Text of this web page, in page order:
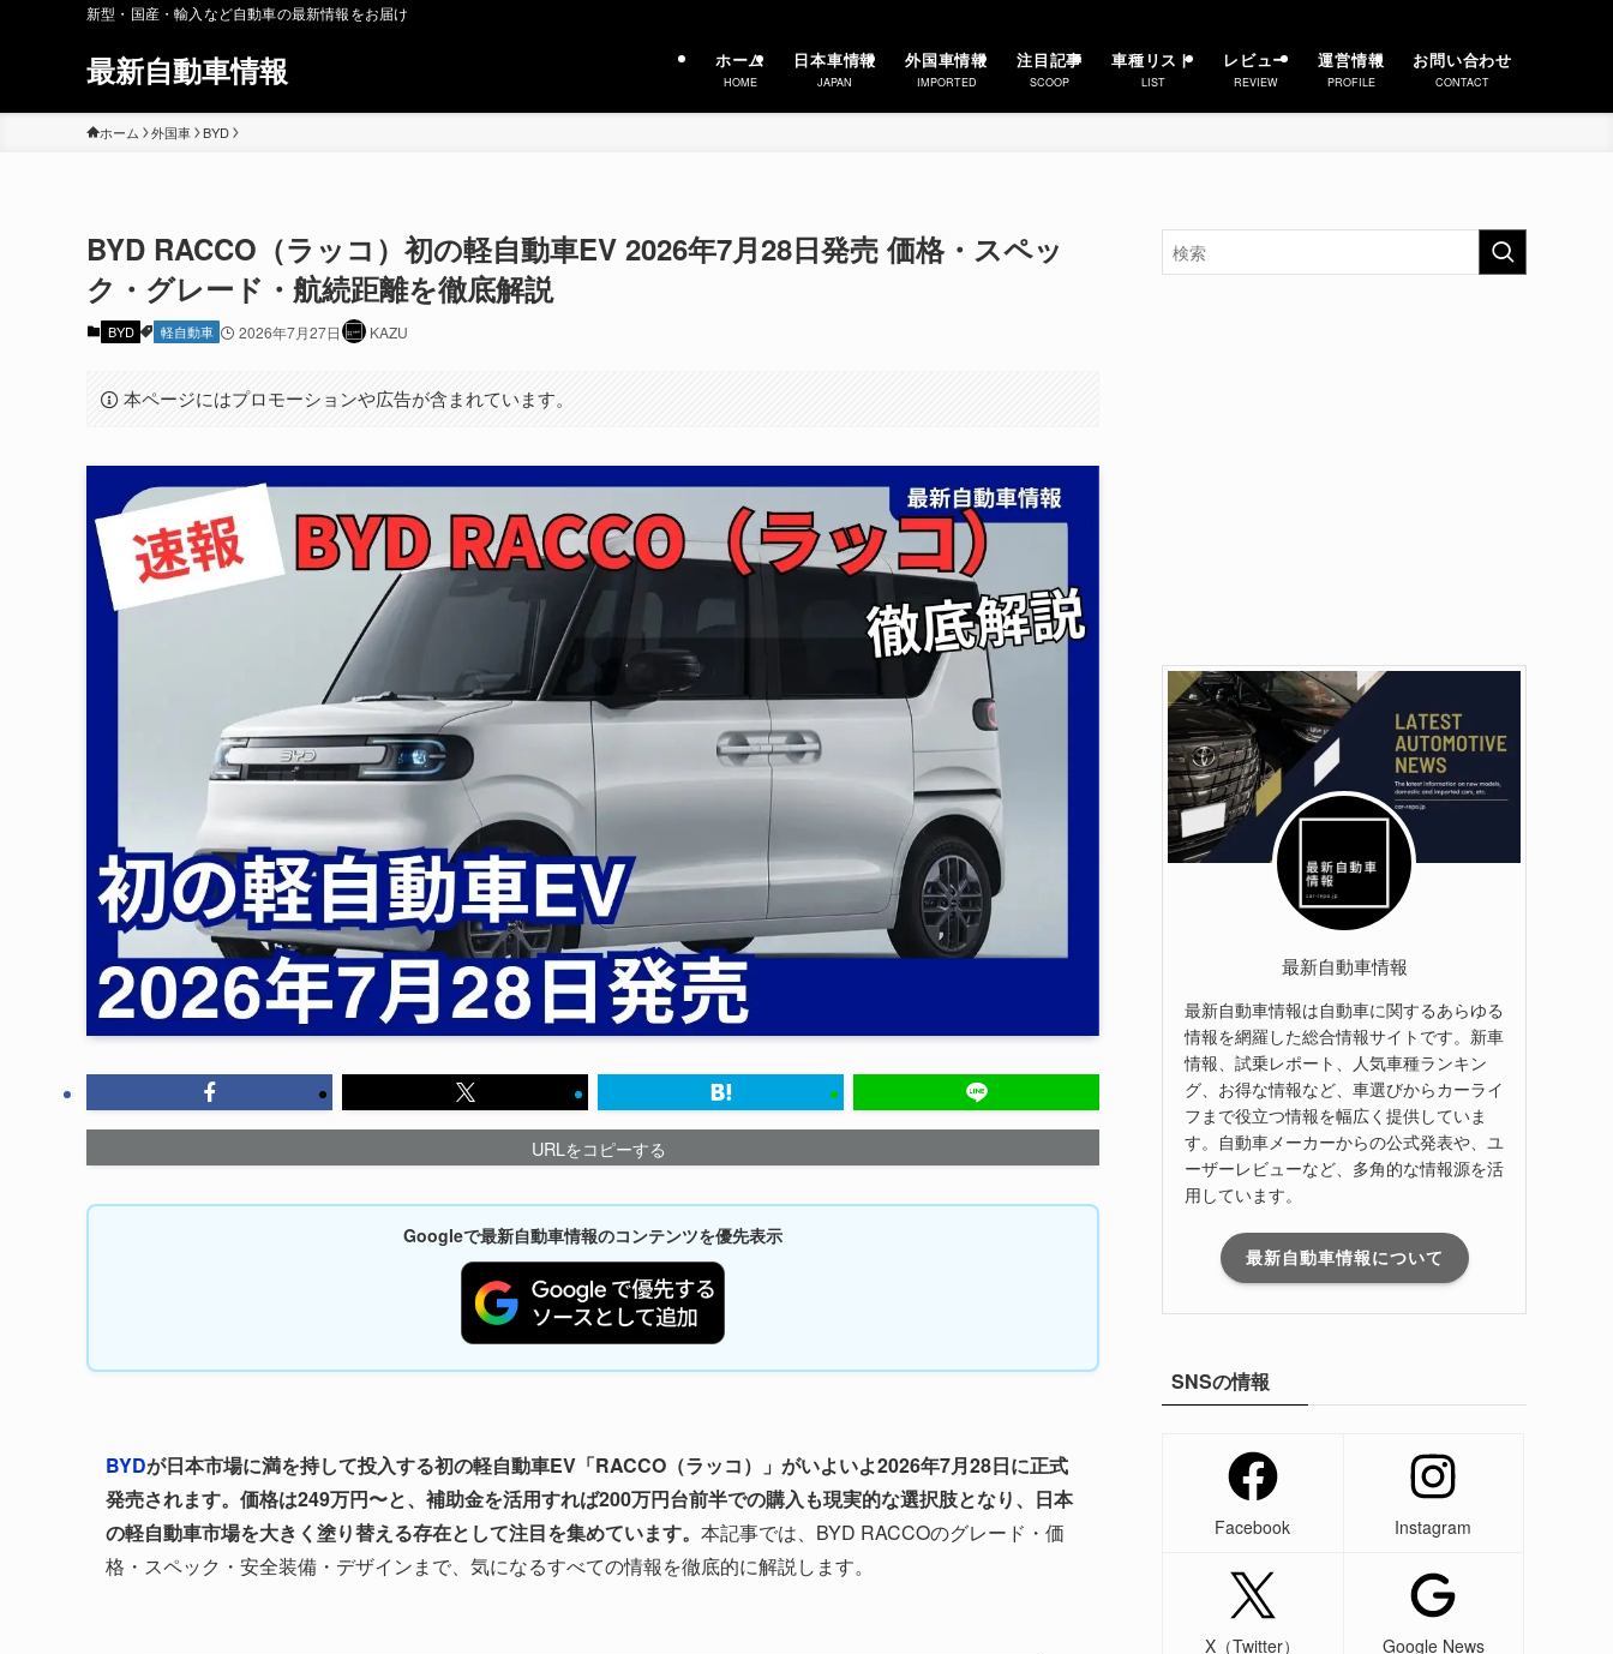
新型・国産・輸入など自動車の最新情報をお届け
最新自動車情報 ホーム
HOME
日本車情報
JAPAN
外国車情報
IMPORTED
注目記事
SCOOP
車種リスト
LIST
レビュー
REVIEW
運営情報
PROFILE
お問い合わせ
CONTACT
ホーム 外国車 BYD
BYD RACCO（ラッコ）初の軽自動車EV 2026年7月28日発売 価格・スペッ
ク・グレード・航続距離を徹底解説
BYD 軽自動車 2026年7月27日 KAZU
本ページにはプロモーションや広告が含まれています。
URLをコピーする
Googleで最新自動車情報のコンテンツを優先表示
BYDが日本市場に満を持して投入する初の軽自動車EV「RACCO（ラッコ）」がいよいよ2026年7月28日に正式
発売されます。価格は249万円〜と、補助金を活用すれば200万円台前半での購入も現実的な選択肢となり、日本
の軽自動車市場を大きく塗り替える存在として注目を集めています。 本記事では、BYD RACCOのグレード・価
格・スペック・安全装備・デザインまで、気になるすべての情報を徹底的に解説します。
最新自動車情報
最新自動車情報は自動車に関するあらゆる
情報を網羅した総合情報サイトです。新車
情報、試乗レポート、人気車種ランキン
グ、お得な情報など、車選びからカーライ
フまで役立つ情報を幅広く提供していま
す。自動車メーカーからの公式発表や、ユ
ーザーレビューなど、多角的な情報源を活
用しています。
最新自動車情報について
SNSの情報
Facebook Instagram
X（Twitter） Google News